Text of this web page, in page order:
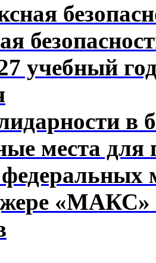
учебный
в
места для
«МАКС»